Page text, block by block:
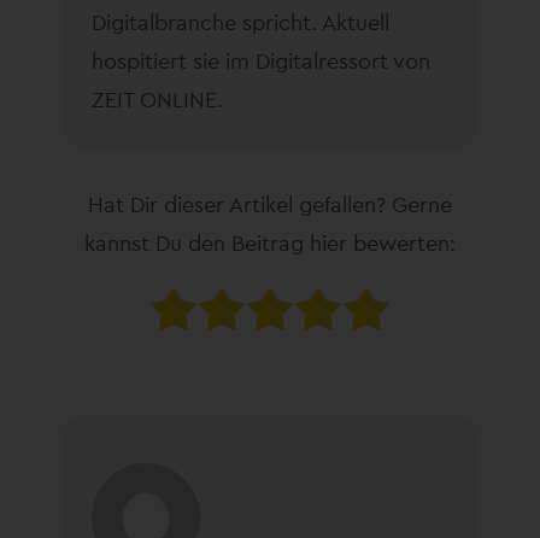
Digitalbranche spricht. Aktuell
hospitiert sie im Digitalressort von
ZEIT ONLINE.
Hat Dir dieser Artikel gefallen? Gerne
kannst Du den Beitrag hier bewerten: